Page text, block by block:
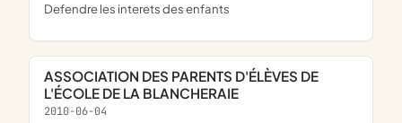
defendre les interets des enfants
ASSOCIATION DES PARENTS D'ÉLÈVES DE
L'ÉCOLE DE LA BLANCHERAIE
2010-06-04